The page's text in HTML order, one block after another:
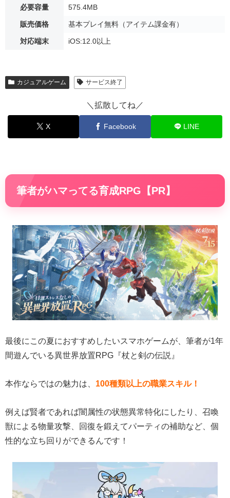
必要容量 575.4MB
販売価格 基本プレイ無料（アイテム課金有）
対応端末 iOS:12.0以上
カジュアルゲーム サービス終了
＼拡散してね／
X Facebook LINE
筆者がハマってる育成RPG【PR】
最後にこの夏におすすめしたいスマホゲームが、筆者が1年
間遊んでいる異世界放置RPG『杖と剣の伝説』
本作ならではの魅力は、 100種類以上の職業スキル！
例えば賢者であれば闇属性の状態異常特化にしたり、召喚
獣による物量攻撃、回復を鍛えてパーティの補助など、個
性的な立ち回りができるんです！